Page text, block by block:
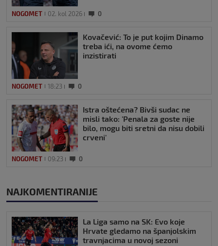
NOGOMET 02. kol 2026 0
Kovačević: To je put kojim Dinamo
treba ići, na ovome ćemo
inzistirati
NOGOMET 18:23 0
Istra oštećena? Bivši sudac ne
misli tako: 'Penala za goste nije
bilo, mogu biti sretni da nisu dobili
crveni'
NOGOMET 09:23 0
NAJKOMENTIRANIJE
La Liga samo na SK: Evo koje
Hrvate gledamo na španjolskim
travnjacima u novoj sezoni